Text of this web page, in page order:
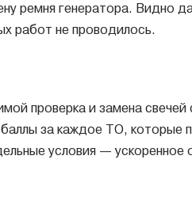
ремня генератора. Видно
работ не проводилось.
проверка и замена
за каждое ТО, которые
условия — ускоренное